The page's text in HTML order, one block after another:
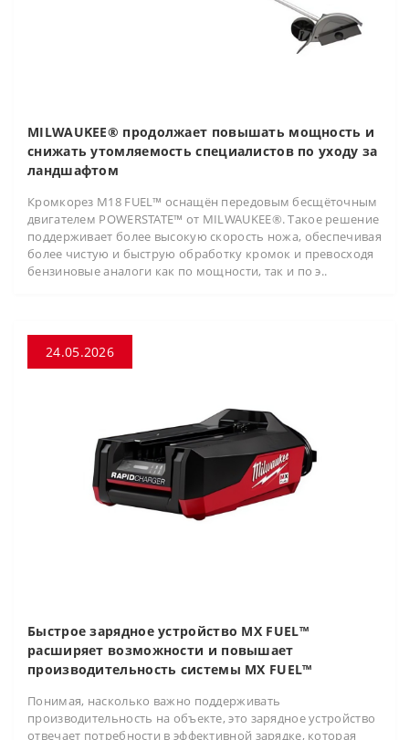
MILWAUKEE® продолжает повышать мощность и
снижать утомляемость специалистов по уходу за
ландшафтом
Кромкорез M18 FUEL™ оснащён передовым бесщёточным
двигателем POWERSTATE™ от MILWAUKEE®. Такое решение
поддерживает более высокую скорость ножа, обеспечивая
более чистую и быструю обработку кромок и превосходя
бензиновые аналоги как по мощности, так и по э..
24.05.2026
Быстрое зарядное устройство MX FUEL™
расширяет возможности и повышает
производительность системы MX FUEL™
Понимая, насколько важно поддерживать
производительность на объекте, это зарядное устройство
отвечает потребности в эффективной зарядке, которая